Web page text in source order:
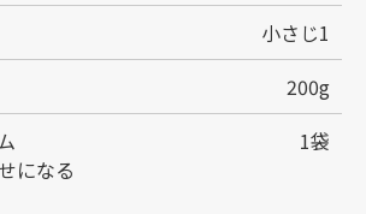
小さじ1
200g
になる
1袋